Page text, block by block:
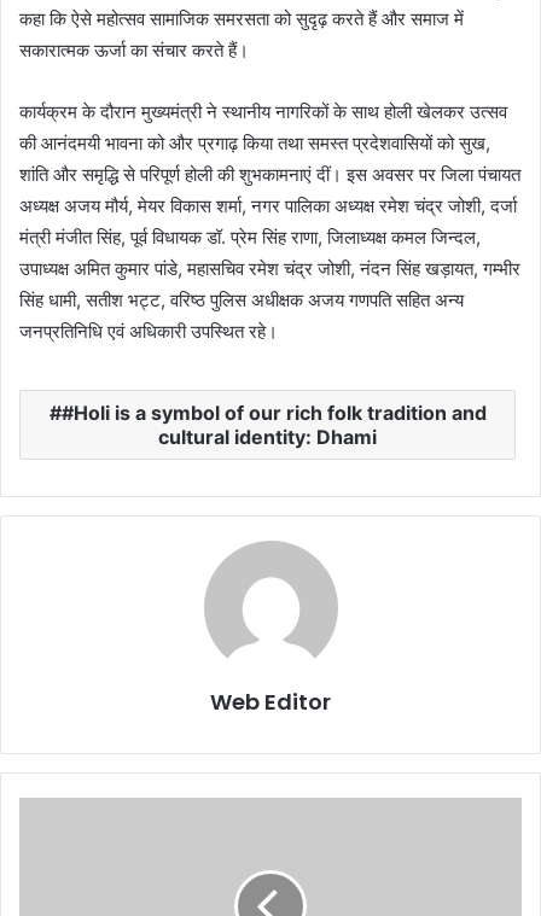
कहा कि ऐसे महोत्सव सामाजिक समरसता को सुदृढ़ करते हैं और समाज में
सकारात्मक ऊर्जा का संचार करते हैं।
कार्यक्रम के दौरान मुख्यमंत्री ने स्थानीय नागरिकों के साथ होली खेलकर उत्सव
की आनंदमयी भावना को और प्रगाढ़ किया तथा समस्त प्रदेशवासियों को सुख,
शांति और समृद्धि से परिपूर्ण होली की शुभकामनाएं दीं। इस अवसर पर जिला पंचायत
अध्यक्ष अजय मौर्य, मेयर विकास शर्मा, नगर पालिका अध्यक्ष रमेश चंद्र जोशी, दर्जा
मंत्री मंजीत सिंह, पूर्व विधायक डॉ. प्रेम सिंह राणा, जिलाध्यक्ष कमल जिन्दल,
उपाध्यक्ष अमित कुमार पांडे, महासचिव रमेश चंद्र जोशी, नंदन सिंह खड़ायत, गम्भीर
सिंह धामी, सतीश भट्ट, वरिष्ठ पुलिस अधीक्षक अजय गणपति सहित अन्य
जनप्रतिनिधि एवं अधिकारी उपस्थित रहे।
#Holi is a symbol of our rich folk tradition and
cultural identity: Dhami
Web Editor